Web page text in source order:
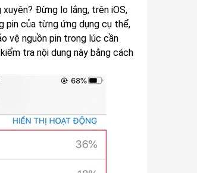
Đừng lo lắng, trên iOS,
của từng ứng dụng cụ thể,
vệ nguồn pin trong lúc cần
tra nội dung này bằng cách